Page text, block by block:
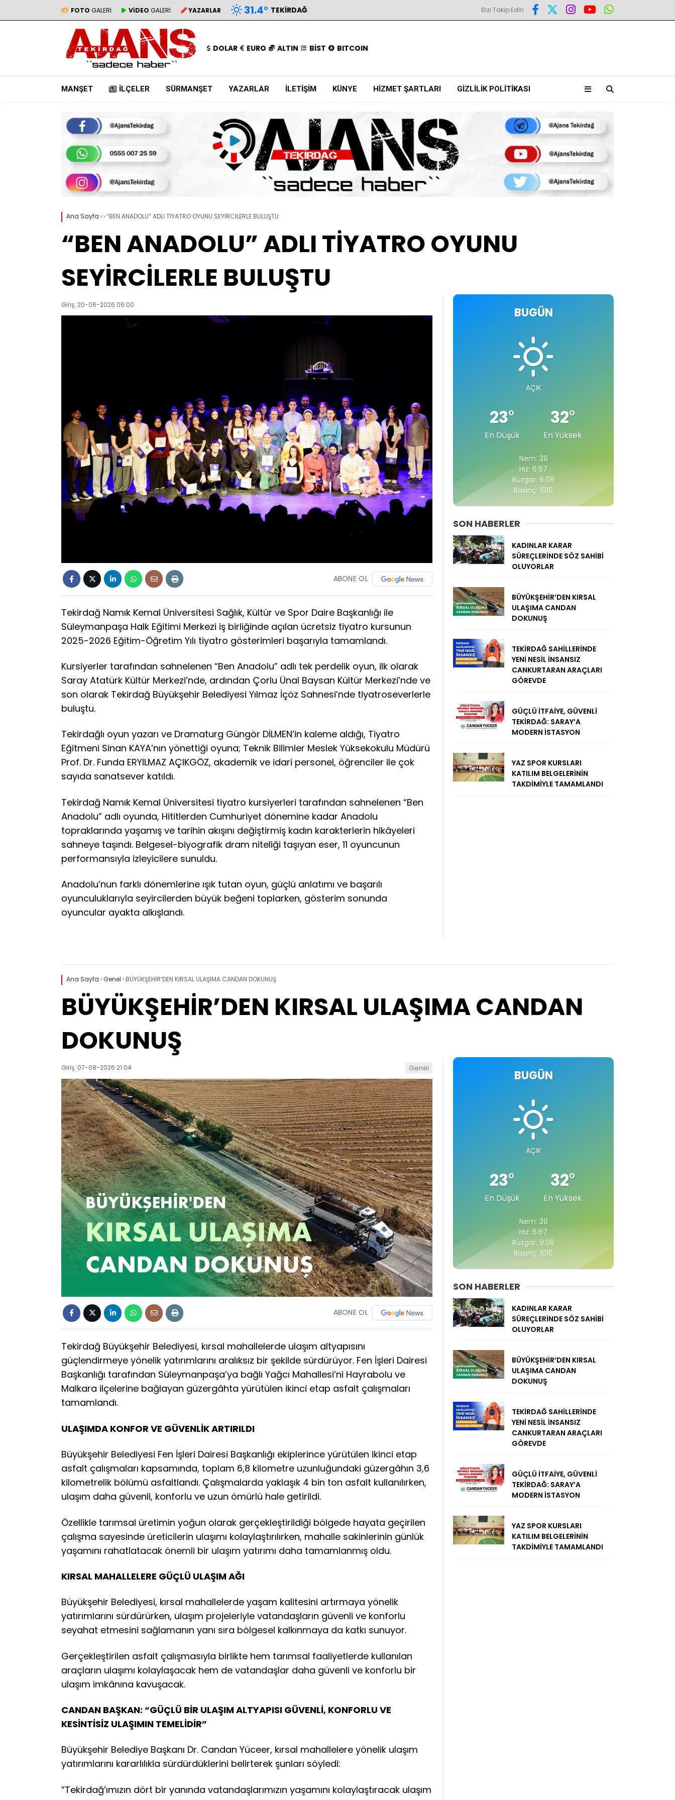
FOTO GALERİ VİDEO GALERİ YAZARLAR 31.4° TEKIRDAĞ Bizi Takip Edin
DOLAR EURO ALTIN BİST BITCOIN
MANŞET İLÇELER SÜRMANŞET YAZARLAR İLETIŞIM KÜNYE HIZMET ŞARTLARI GIZLILIK POLITIKASI
Ana Sayfa ››“BEN ANADOLU” ADLI TİYATRO OYUNU SEYİRCİLERLE BULUŞTU
“BEN ANADOLU” ADLI TİYATRO OYUNU
SEYİRCİLERLE BULUŞTU
Giriş: 20-06-2026 06:00
ABONE OL
Tekirdağ Namık Kemal Üniversitesi Sağlık, Kültür ve Spor Daire Başkanlığı ile
Süleymanpaşa Halk Eğitimi Merkezi iş birliğinde açılan ücretsiz tiyatro kursunun
2025-2026 Eğitim-Öğretim Yılı tiyatro gösterimleri başarıyla tamamlandı.
Kursiyerler tarafından sahnelenen “Ben Anadolu” adlı tek perdelik oyun, ilk olarak
Saray Atatürk Kültür Merkezi’nde, ardından Çorlu Ünal Baysan Kültür Merkezi’nde ve
son olarak Tekirdağ Büyükşehir Belediyesi Yılmaz İçöz Sahnesi’nde tiyatroseverlerle
buluştu.
Tekirdağlı oyun yazarı ve Dramaturg Güngör DİLMEN’in kaleme aldığı, Tiyatro
Eğitmeni Sinan KAYA’nın yönettiği oyuna; Teknik Bilimler Meslek Yüksekokulu Müdürü
Prof. Dr. Funda ERYILMAZ AÇIKGÖZ, akademik ve idari personel, öğrenciler ile çok
sayıda sanatsever katıldı.
Tekirdağ Namık Kemal Üniversitesi tiyatro kursiyerleri tarafından sahnelenen “Ben
Anadolu” adlı oyunda, Hititlerden Cumhuriyet dönemine kadar Anadolu
topraklarında yaşamış ve tarihin akışını değiştirmiş kadın karakterlerin hikâyeleri
sahneye taşındı. Belgesel-biyografik dram niteliği taşıyan eser, 11 oyuncunun
performansıyla izleyicilere sunuldu.
Anadolu’nun farklı dönemlerine ışık tutan oyun, güçlü anlatımı ve başarılı
oyunculuklarıyla seyircilerden büyük beğeni toplarken, gösterim sonunda
oyuncular ayakta alkışlandı.
BUGÜN
AÇIK
23°
En Düşük
32°
En Yüksek
Nem: 39
Hız: 6.67
Rüzgar: 9.08
Basınç: 1010
SON HABERLER
KADINLAR KARAR
SÜREÇLERİNDE SÖZ SAHİBİ
OLUYORLAR
BÜYÜKŞEHİR’DEN KIRSAL
ULAŞIMA CANDAN
DOKUNUŞ
TEKİRDAĞ SAHİLLERİNDE
YENİ NESİL İNSANSIZ
CANKURTARAN ARAÇLARI
GÖREVDE
GÜÇLÜ İTFAİYE, GÜVENLİ
TEKİRDAĞ: SARAY’A
MODERN İSTASYON
YAZ SPOR KURSLARI
KATILIM BELGELERİNİN
TAKDİMİYLE TAMAMLANDI
Ana Sayfa ›Genel › BÜYÜKŞEHİR’DEN KIRSAL ULAŞIMA CANDAN DOKUNUŞ
BÜYÜKŞEHİR’DEN KIRSAL ULAŞIMA CANDAN
DOKUNUŞ
Giriş: 07-08-2026 21:04 Genel
ABONE OL
Tekirdağ Büyükşehir Belediyesi, kırsal mahallelerde ulaşım altyapısını
güçlendirmeye yönelik yatırımlarını aralıksız bir şekilde sürdürüyor. Fen İşleri Dairesi
Başkanlığı tarafından Süleymanpaşa’ya bağlı Yağcı Mahallesi’ni Hayrabolu ve
Malkara ilçelerine bağlayan güzergâhta yürütülen ikinci etap asfalt çalışmaları
tamamlandı.
ULAŞIMDA KONFOR VE GÜVENLİK ARTIRILDI
Büyükşehir Belediyesi Fen İşleri Dairesi Başkanlığı ekiplerince yürütülen ikinci etap
asfalt çalışmaları kapsamında, toplam 6,8 kilometre uzunluğundaki güzergâhın 3,6
kilometrelik bölümü asfaltlandı. Çalışmalarda yaklaşık 4 bin ton asfalt kullanılırken,
ulaşım daha güvenli, konforlu ve uzun ömürlü hale getirildi.
Özellikle tarımsal üretimin yoğun olarak gerçekleştirildiği bölgede hayata geçirilen
çalışma sayesinde üreticilerin ulaşımı kolaylaştırılırken, mahalle sakinlerinin günlük
yaşamını rahatlatacak önemli bir ulaşım yatırımı daha tamamlanmış oldu.
KIRSAL MAHALLELERE GÜÇLÜ ULAŞIM AĞI
Büyükşehir Belediyesi, kırsal mahallelerde yaşam kalitesini artırmaya yönelik
yatırımlarını sürdürürken, ulaşım projeleriyle vatandaşların güvenli ve konforlu
seyahat etmesini sağlamanın yanı sıra bölgesel kalkınmaya da katkı sunuyor.
Gerçekleştirilen asfalt çalışmasıyla birlikte hem tarımsal faaliyetlerde kullanılan
araçların ulaşımı kolaylaşacak hem de vatandaşlar daha güvenli ve konforlu bir
ulaşım imkânına kavuşacak.
CANDAN BAŞKAN: “GÜÇLÜ BİR ULAŞIM ALTYAPISI GÜVENLİ, KONFORLU VE
KESİNTİSİZ ULAŞIMIN TEMELİDİR”
Büyükşehir Belediye Başkanı Dr. Candan Yüceer, kırsal mahallelere yönelik ulaşım
yatırımlarını kararlılıkla sürdürdüklerini belirterek şunları söyledi:
“Tekirdağ’ımızın dört bir yanında vatandaşlarımızın yaşamını kolaylaştıracak ulaşım
BUGÜN
AÇIK
23°
En Düşük
32°
En Yüksek
Nem: 39
Hız: 6.67
Rüzgar: 9.08
Basınç: 1010
SON HABERLER
KADINLAR KARAR
SÜREÇLERİNDE SÖZ SAHİBİ
OLUYORLAR
BÜYÜKŞEHİR’DEN KIRSAL
ULAŞIMA CANDAN
DOKUNUŞ
TEKİRDAĞ SAHİLLERİNDE
YENİ NESİL İNSANSIZ
CANKURTARAN ARAÇLARI
GÖREVDE
GÜÇLÜ İTFAİYE, GÜVENLİ
TEKİRDAĞ: SARAY’A
MODERN İSTASYON
YAZ SPOR KURSLARI
KATILIM BELGELERİNİN
TAKDİMİYLE TAMAMLANDI